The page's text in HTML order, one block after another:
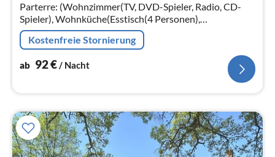
Parterre: (Wohnzimmer(TV, DVD-Spieler, Radio, CD-
Spieler), Wohnküche(Esstisch(4 Personen),
Wasserkocher, Toaster, Kochherd, Dunstabzugshaube,
Kaffeemaschine, Backofen, Mikrowelle, ...
Kostenfreie Stornierung
ab 92€/ Nacht